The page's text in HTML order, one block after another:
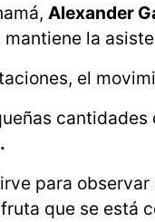
Alexander
la
el
para
que se está